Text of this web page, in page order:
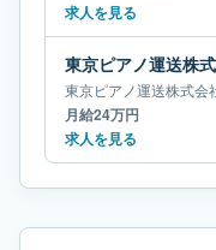
求人を見る
東京ピアノ運送株式会
月給24万円
求人を見る